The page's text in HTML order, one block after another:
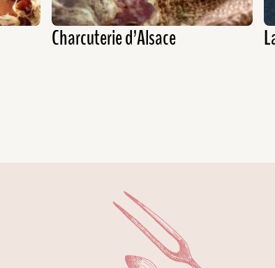
Charcuterie d’Alsace